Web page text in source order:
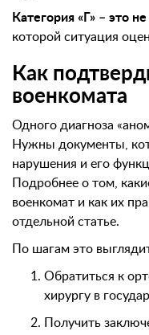
Категория «Г» – это
которой ситуация
Как
военкомата
Одного диагноза
Нужны документы,
нарушения и его
Подробнее о том,
военкомат и как их
отдельной статье.
По шагам это
Обратиться к
хирургу в
Получить